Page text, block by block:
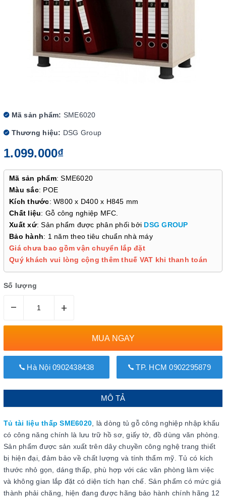
Mã sản phẩm: SME6020
Thương hiệu: DSG Group
1.099.000₫
Mã sản phẩm: SME6020
Màu sắc: POE
Kích thước: W800 x D400 x H845 mm
Chất liệu: Gỗ công nghiệp MFC.
Xuất xứ: Sản phẩm được phân phối bởi DSG GROUP
Bảo hành: 1 năm theo tiêu chuẩn nhà máy
Giá chưa bao gồm vận chuyển lắp đặt
Quý khách vui lòng cộng thêm thuế VAT khi thanh toán
Số lượng
– +
MUA NGAY
Hà Nội 0902438438 TP. HCM 0902295879
MÔ TẢ
Tủ tài liệu thấp SME6020, là dòng tủ gỗ công nghiệp nhập khẩu
có công năng chính là lưu trữ hồ sơ, giấy tờ, đồ dùng văn phòng.
Sản phẩm được sản xuất trên dây chuyền công nghệ trang thiết
bị hiện đại, đảm bảo về chất lượng và tính thẩm mỹ. Tủ có kích
thước nhỏ gọn, dáng thấp, phù hợp với các văn phòng làm việc
và không gian lắp đặt có diện tích hạn chế. Sản phẩm có mức giá
thành phải chăng, hiện đang được hãng bảo hành chính hãng 12